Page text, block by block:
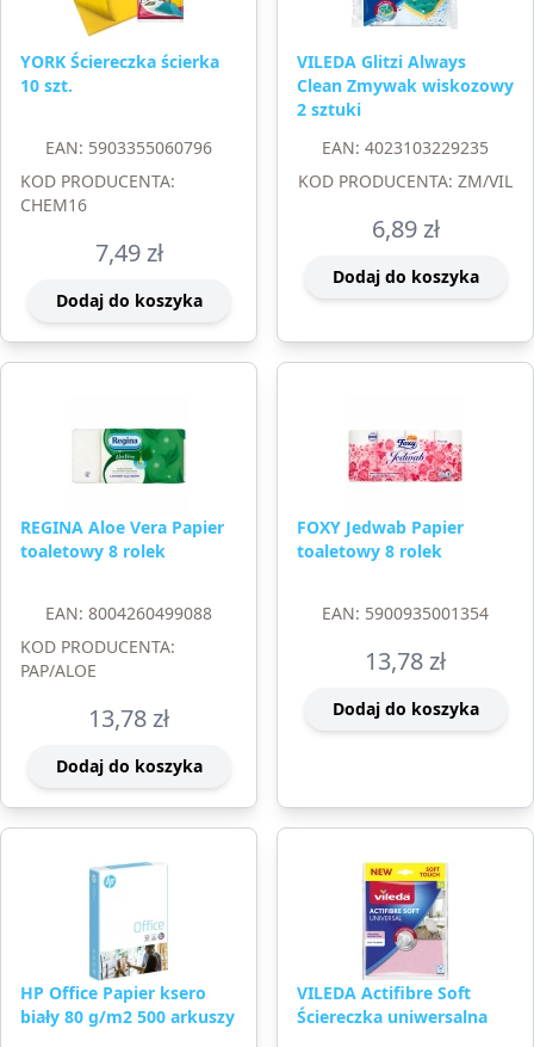
YORK Ściereczka ścierka
10 szt.
EAN: 5903355060796
KOD PRODUCENTA:
CHEM16
7,49zł
Dodaj do koszyka
VILEDA Glitzi Always
Clean Zmywak wiskozowy
2 sztuki
EAN: 4023103229235
KOD PRODUCENTA: ZM/VIL
6,89zł
Dodaj do koszyka
REGINA Aloe Vera Papier
toaletowy 8 rolek
EAN: 8004260499088
KOD PRODUCENTA:
PAP/ALOE
13,78zł
Dodaj do koszyka
FOXY Jedwab Papier
toaletowy 8 rolek
EAN: 5900935001354
13,78zł
Dodaj do koszyka
HP Office Papier ksero
biały 80 g/m2 500 arkuszy
VILEDA Actifibre Soft
Ściereczka uniwersalna